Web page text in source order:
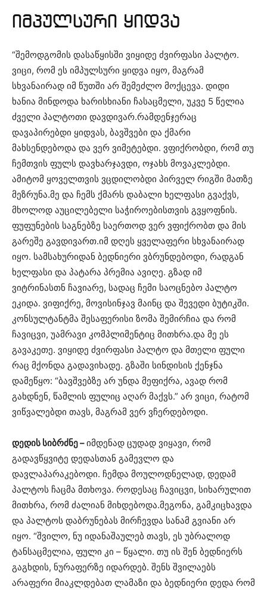
იმპულსური ყიდვა
“შემოდგომის დასაწყისში ვიყიდე ძვირფასი პალტო.
ვიცი, რომ ეს იმპულსური ყიდვა იყო, მაგრამ
სხვანაირად იმ წუთში არ შემეძლო მოქცევა. დიდი
ხანია მინდოდა ხარისხიანი ჩასაცმელი, უკვე 5 წელია
ძველი პალტოთი დავდივარ.რამდენჯერაც
დავაპირებდი ყიდვას, ბავშვები და ქმარი
მახსენდებოდა და ვერ ვიმეტებდი. ვფიქრობდი, რომ თუ
ჩემთვის ფულს დავხარჯავდი, ოჯახს მოვაკლებდი.
ამიტომ ყოველთვის ვცდილობდი პირველ რიგში მათზე
მეზრუნა.მე და ჩემს ქმარს დაბალი ხელფასი გვაქვს,
მხოლოდ აუცილებელი საჭიროებისთვის გვყოფნის.
ფუფუნების საგნებზე საერთოდ ვერ ვფიქრობთ და მის
გარეშე გავდივართ.იმ დღეს ყველაფერი სხვანაირად
იყო. სამსახურიდან ბედნიერი ვბრუნდებოდი, რადგან
ხელფასი და პატარა პრემია ავიღე. გზად იმ
ვიტრინასთნ ჩავიარე, სადაც ჩემი საოცნებო პალტო
ეკიდა. ვიფიქრე, მოვისინჯავ მაინც და შევედი ბუტიკში.
კონსულტანტმა შესაფერისი ზომა შემირჩია და რომ
ჩავიცვი, უამრავი კომპლიმენტიც მითხრა.და მე ეს
გავაკეთე. ვიყიდე ძვირფასი პალტო და მთელი ფული
რაც მქონდა გადავიხადე. გზაში სინდისის ქენჯნა
დამეწყო: “ბავშვებზე არ უნდა მეფიქრა, ავად რომ
გახდნენ, წამლის ფულიც აღარ მაქვს.” არ ვიცი, რატომ
ვიწვალებდი თავს, მაგრამ ვერ ვჩერდებოდი.
დედის სიბრძნე –იმდენად ცუდად ვიყავი, რომ
გადავწყვიტე დედასთან გამევლო და
დავლაპარაკებოდი. ჩემდა მოულოდნელად, დედამ
პალტოს ჩაცმა მთხოვა. როდესაც ჩავიცვი, სიხარულით
მითხრა, რომ ძალიან მიხდებოდა.მეგონა, გამკიცხავდა
და პალტოს დაბრუნებას მირჩევდა სანამ გვიანი არ
იყო. “შვილო, ნუ იდანაშაულებ თავს, ეს უბრალოდ
ტანსაცმელია, ფული კი – წყალი. თუ ის შენ ბედნიერს
გაგხდის, ნურაფერზე იდარდებ. შენს შვილაებს
არაფერი მიაკლდებათ ლამაზი და ბედნიერი დედა რომ